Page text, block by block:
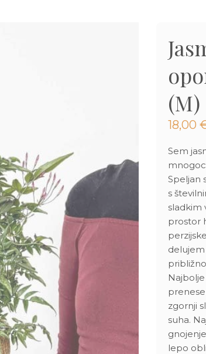
(M)
18,00
Sem
Speljan
s
sladkim
prostor
zgornji
suha.
lepo